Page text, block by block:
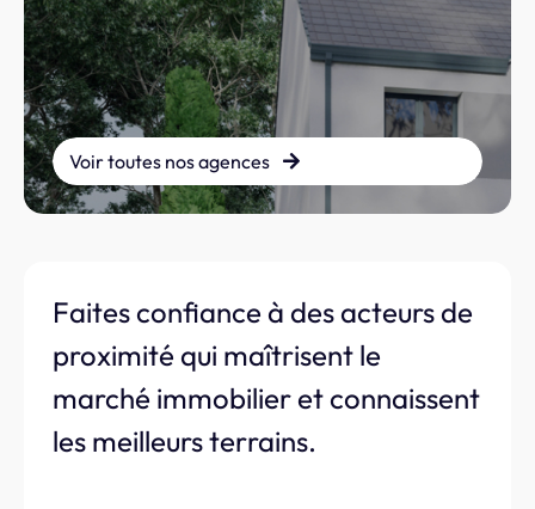
Voir toutes nos agences
Faites confiance à des acteurs de
proximité qui maîtrisent le
marché immobilier et connaissent
les meilleurs terrains.